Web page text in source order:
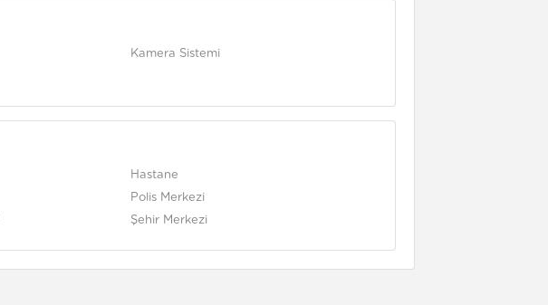
Kamera Sistemi
Hastane
Polis Merkezi
Şehir Merkezi